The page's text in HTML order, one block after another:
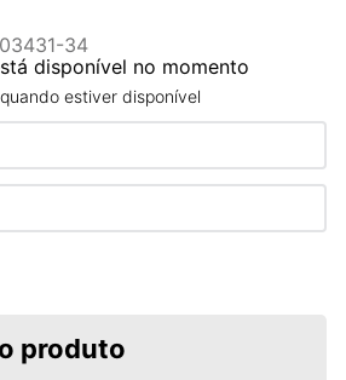
34
disponível no momento
estiver disponível
produto